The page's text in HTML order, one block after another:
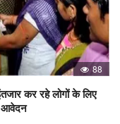
88
कर रहे लोगों के लिए
आवेदन